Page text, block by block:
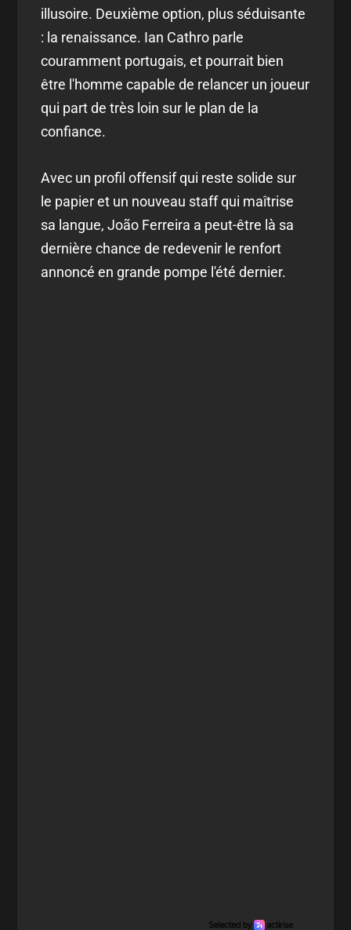
illusoire. Deuxième option, plus séduisante
: la renaissance. Ian Cathro parle
couramment portugais, et pourrait bien
être l'homme capable de relancer un joueur
qui part de très loin sur le plan de la
confiance.
Avec un profil offensif qui reste solide sur
le papier et un nouveau staff qui maîtrise
sa langue, João Ferreira a peut-être là sa
dernière chance de redevenir le renfort
annoncé en grande pompe l'été dernier.